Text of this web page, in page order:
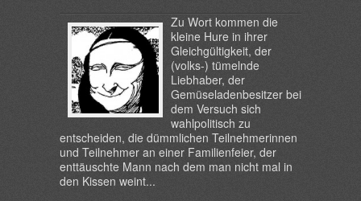
Zu Wort kommen die
kleine Hure in ihrer
Gleichgültigkeit, der
(volks-) tümelnde
Liebhaber, der
Gemüseladenbesitzer bei
dem Versuch sich
wahlpolitisch zu
entscheiden, die dümmlichen Teilnehmerinnen
und Teilnehmer an einer Familienfeier, der
enttäuschte Mann nach dem man nicht mal in
den Kissen weint...